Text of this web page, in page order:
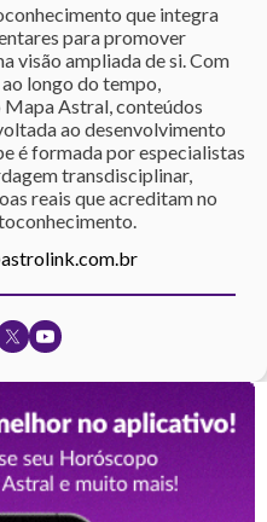
que integra
para promover
visão ampliada de si. Com
longo do tempo,
Astral, conteúdos
ao desenvolvimento
é formada por especialistas
transdisciplinar,
reais que acreditam no